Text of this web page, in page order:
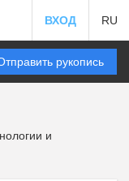
ВХОД RU
рукопись
и